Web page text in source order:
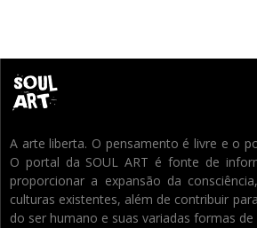
A arte liberta. O pensamento é livre e o
O portal da SOUL ART é fonte de
proporcionar a expansão da
culturas existentes, além de contribuir
do ser humano e suas variadas formas de